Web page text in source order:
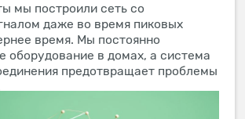
мы построили сеть со
даже во время пиковых
время. Мы постоянно
оборудование в домах, а система
предотвращает проблемы